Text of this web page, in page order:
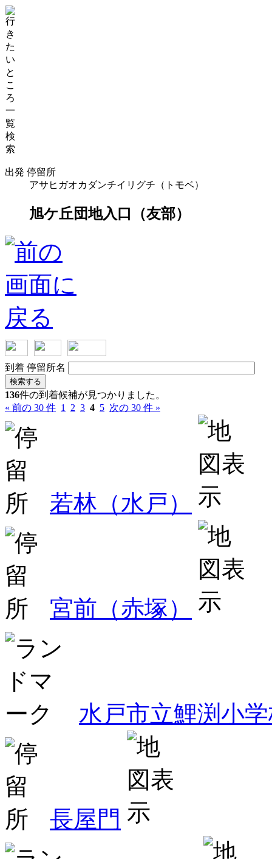
出発 停留所
アサヒガオカダンチイリグチ（トモベ）
旭ケ丘団地入口（友部）
到着 停留所名
検索する
136件の到着候補が見つかりました。
« 前の 30 件 1 2 3 4 5 次の 30 件 »
若林（水戸）
宮前（赤塚）
水戸市立鯉渕小
長屋門